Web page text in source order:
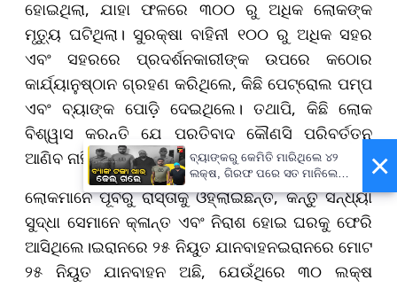
ହୋଇଥିଲା, ଯାହା ଫଳରେ ୩୦୦ ରୁ ଅଧିକ ଲୋକଙ୍କ
ମୃତ୍ୟୁ ଘଟିଥିଲା। ସୁରକ୍ଷା ବାହିନୀ ୧୦୦ ରୁ ଅଧିକ ସହର
ଏବଂ ସହରରେ ପ୍ରଦର୍ଶନକାରୀଙ୍କ ଉପରେ କଠୋର
କାର୍ଯ୍ୟାନୁଷ୍ଠାନ ଗ୍ରହଣ କରିଥିଲେ, କିଛି ପେଟ୍ରୋଲ ପମ୍ପ
ଏବଂ ବ୍ୟାଙ୍କ ପୋଡ଼ି ଦେଇଥିଲେ। ତଥାପି, କିଛି ଲୋକ
ବିଶ୍ୱାସ କରନ୍ତି ଯେ ପ୍ରତିବାଦ କୌଣସି ପରିବର୍ତ୍ତନ
ଆଣିବ ନାହିଁ।
ଲୋକମାନେ ପୂର୍ବରୁ ରାସ୍ତାକୁ ଓହ୍ଲାଇଛନ୍ତି, କିନ୍ତୁ ସନ୍ଧ୍ୟା
ସୁଦ୍ଧା ସେମାନେ କ୍ଳାନ୍ତ ଏବଂ ନିରାଶ ହୋଇ ଘରକୁ ଫେରି
ଆସିଥିଲେ।ଇରାନରେ ୨୫ ନିୟୁତ ଯାନବାହନଇରାନରେ ମୋଟ
୨୫ ନିୟୁତ ଯାନବାହନ ଅଛି, ଯେଉଁଥିରେ ୩୦ ଲକ୍ଷ
×
ବ୍ୟାଙ୍କରୁ କେମିତି ମାରିଥିଲେ ୪୨
ଲକ୍ଷ, ଗିରଫ ପରେ ସତ ମାନିଲେ